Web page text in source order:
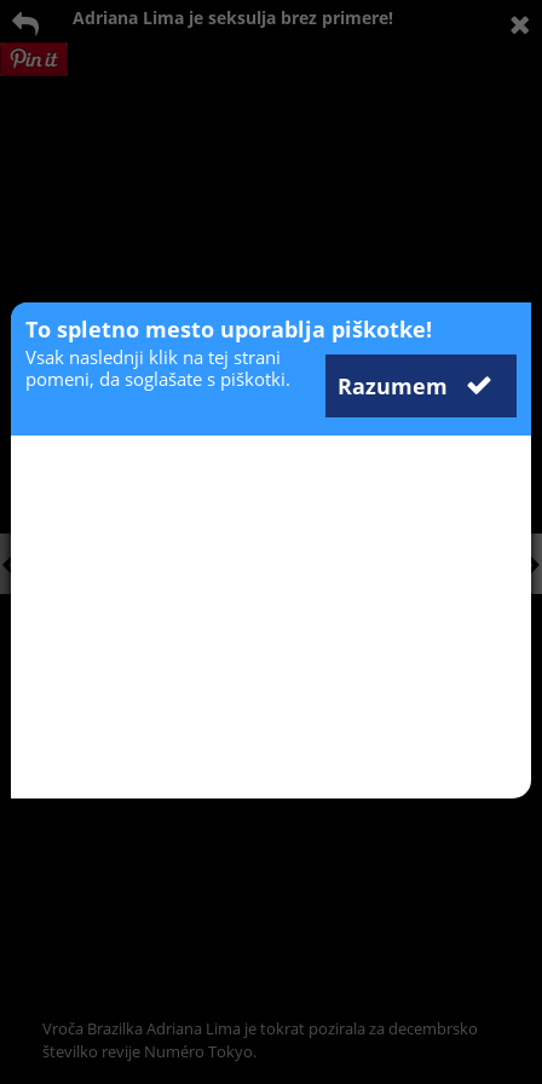
Adriana Lima je seksulja brez primere!
Vroča Brazilka Adriana Lima je tokrat pozirala za decembrsko
številko revije Numéro Tokyo.
To spletno mesto uporablja piškotke!
Razumem
Vsak naslednji klik na tej strani
pomeni, da soglašate s piškotki.